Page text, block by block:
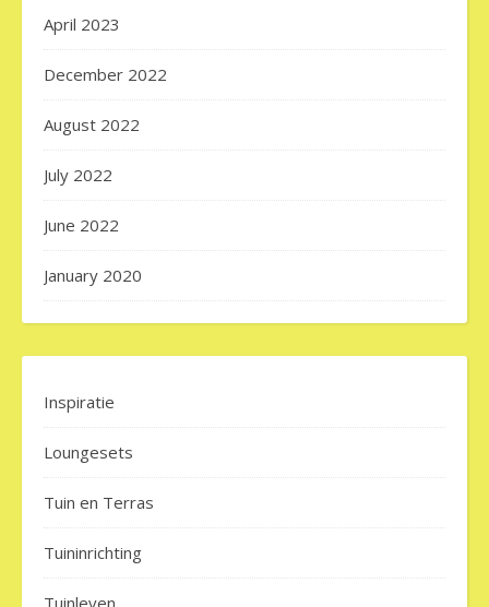
April 2023
December 2022
August 2022
July 2022
June 2022
January 2020
Inspiratie
Loungesets
Tuin en Terras
Tuininrichting
Tuinleven